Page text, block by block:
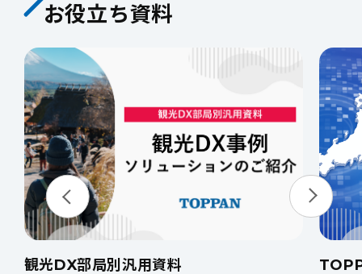
お役立ち資料
観光DX部局別汎用資料